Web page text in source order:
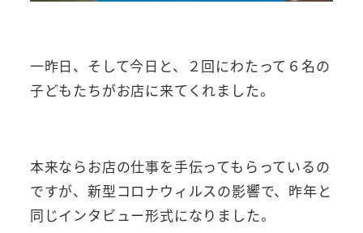
一昨日、そして今日と、２回にわたって６名の
子どもたちがお店に来てくれました。
本来ならお店の仕事を手伝ってもらっているの
ですが、新型コロナウィルスの影響で、昨年と
同じインタビュー形式になりました。